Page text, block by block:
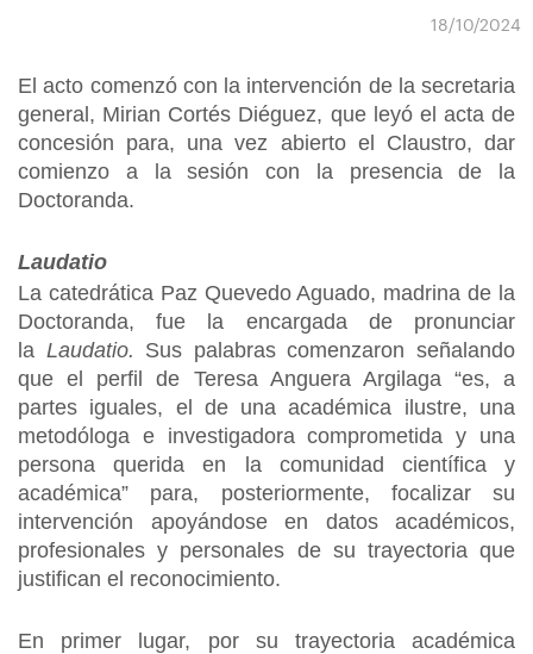
18/10/2024
El acto comenzó con la intervención de la secretaria
general, Mirian Cortés Diéguez, que leyó el acta de
concesión para, una vez abierto el Claustro, dar
comienzo a la sesión con la presencia de la
Doctoranda.
Laudatio
La catedrática Paz Quevedo Aguado, madrina de la
Doctoranda, fue la encargada de pronunciar
la Laudatio. Sus palabras comenzaron señalando
que el perfil de Teresa Anguera Argilaga “es, a
partes iguales, el de una académica ilustre, una
metodóloga e investigadora comprometida y una
persona querida en la comunidad científica y
académica” para, posteriormente, focalizar su
intervención apoyándose en datos académicos,
profesionales y personales de su trayectoria que
justifican el reconocimiento.
En primer lugar, por su trayectoria académica